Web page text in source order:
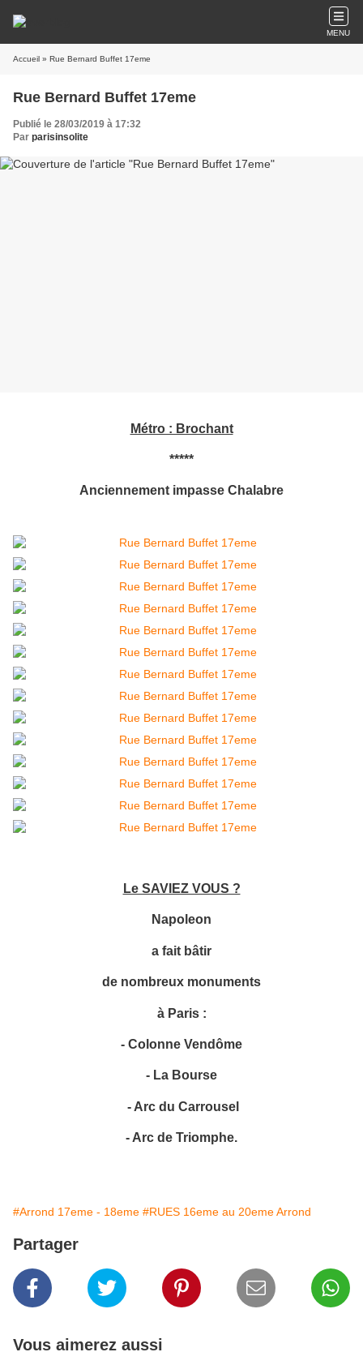
MENU
Accueil » Rue Bernard Buffet 17eme
Rue Bernard Buffet 17eme
Publié le 28/03/2019 à 17:32
Par parisinsolite
Métro : Brochant
*****
Anciennement impasse Chalabre
Le SAVIEZ VOUS ?
Napoleon
a fait bâtir
de nombreux monuments
à Paris :
- Colonne Vendôme
- La Bourse
- Arc du Carrousel
- Arc de Triomphe.
#Arrond 17eme - 18eme #RUES 16eme au 20eme Arrond
Partager
Vous aimerez aussi